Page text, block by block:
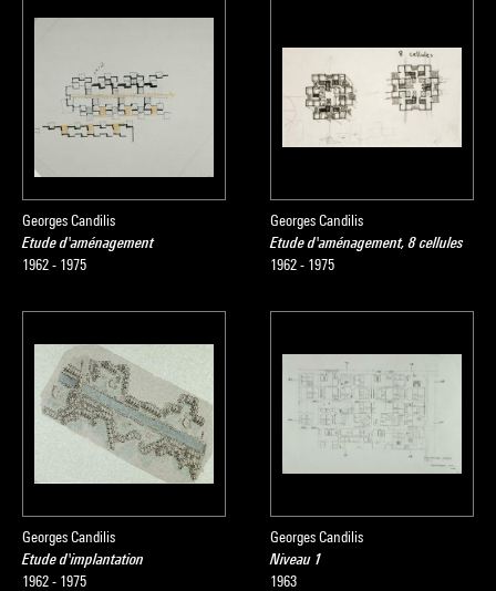
Georges Candilis
Etude d'aménagement
1962 - 1975
Georges Candilis
Etude d'aménagement, 8 cellules
1962 - 1975
Georges Candilis
Etude d'implantation
1962 - 1975
Georges Candilis
Niveau 1
1963